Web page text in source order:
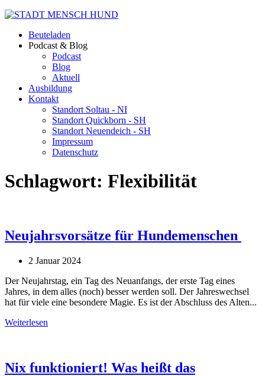
Beuteladen
Podcast & Blog
Podcast
Blog
Aktuell
Ausbildung
Kontakt
Standort Soltau - NI
Standort Quickborn - SH
Standort Neuendeich - SH
Impressum
Datenschutz
Schlagwort: Flexibilität
Neujahrsvorsätze für Hundemenschen
2 Januar 2024
Der Neujahrstag, ein Tag des Neuanfangs, der erste Tag eines
Jahres, in dem alles (noch) besser werden soll. Der Jahreswechsel
hat für viele eine besondere Magie. Es ist der Abschluss des Alten...
Weiterlesen
Nix funktioniert! Was heißt das